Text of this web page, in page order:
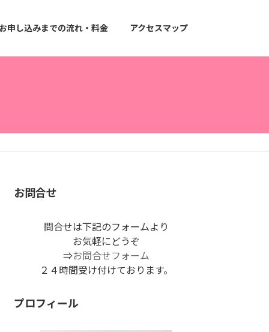
お申し込みまでの流れ・料金 アクセスマップ
お問合せ
問合せは下記のフォームより
お気軽にどうぞ
⇒お問合せフォーム
２４時間受け付けております。
プロフィール